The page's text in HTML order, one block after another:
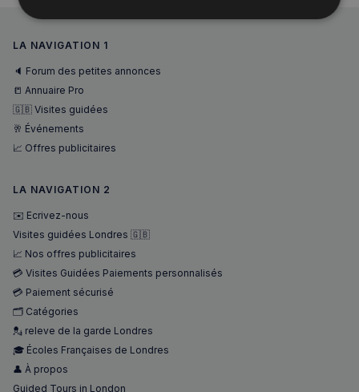
LA NAVIGATION 1
🔈 Forum des petites annonces
📒 Annuaire Pro
🇬🇧 Visites guidées
🥂 Événements
📈 Offres publicitaires
LA NAVIGATION 2
✉️ Ecrivez-nous
Visites guidées Londres 🇬🇧
📈 Nos offres publicitaires
💳 Visites Guidées Paiements personnalisés
💳 Paiement sécurisé
🗂️ Catégories
💂 releve de la garde Londres
🎓 Écoles Françaises de Londres
👤 À propos
Guided Tours in London
Strictement
Performance Ciblage
Ciblage
Les cookies strictement nécessaires habilitent des
fonctionnalités de base du site Web telles que la
connexion des utilisateurs et la gestion des comptes.
Le site Web ne peut pas être utilisé correctement
sans les cookies strictement nécessaires.